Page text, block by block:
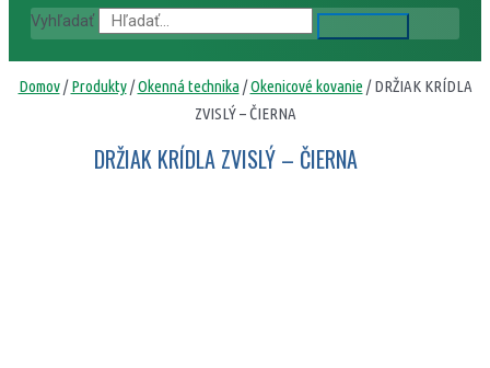
Vyhľadať
Domov/Produkty/Okenná technika /Okenicové kovanie / DRŽIAK KRÍDLA
ZVISLÝ – ČIERNA
DRŽIAK KRÍDLA ZVISLÝ – ČIERNA